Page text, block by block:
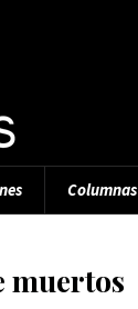
Columnas
muertos